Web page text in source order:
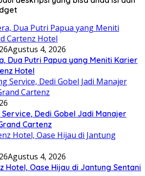
Agustus 4, 2026
Dua Putri Papua yang Meniti Karier
Hotel
Service, Dedi Gobel Jadi Manajer
Cartenz
Agustus 4, 2026
Hotel, Oase Hijau di Jantung Sentani